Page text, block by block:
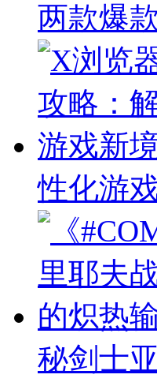
两款爆
性化游
秘剑士